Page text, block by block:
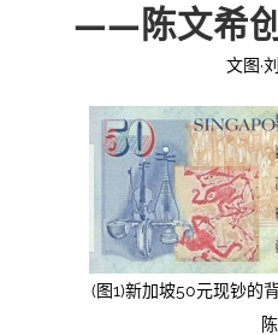
文化
往期杂志
“本土文学”栏目征稿
《源》杂志简介
联系我们
{username} | 退出
——陈文希
文图·
(图1)新加坡50元现钞的
陈